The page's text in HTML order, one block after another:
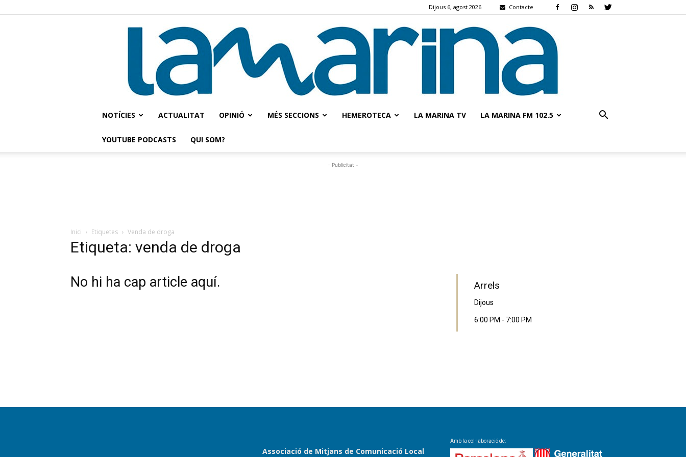
Dijous 6, agost 2026 Contacte
NOTÍCIES ACTUALITAT OPINIÓ MÉS SECCIONS HEMEROTECA LA MARINA TV LA MARINA FM 102.5
YOUTUBE PODCASTS QUI SOM?
- Publicitat -
Inici Etiquetes Venda de droga
Etiqueta: venda de droga
No hi ha cap article aquí. Arrels
Dijous
6:00 PM - 7:00 PM
Associació de Mitjans de Comunicació Local
Amb la col·laboració de: